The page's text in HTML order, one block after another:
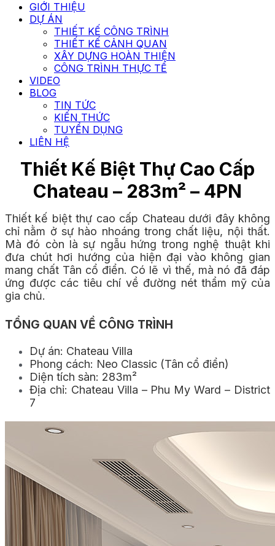
GIỚI THIỆU
DỰ ÁN
THIẾT KẾ CÔNG TRÌNH
THIẾT KẾ CẢNH QUAN
XÂY DỰNG HOÀN THIỆN
CÔNG TRÌNH THỰC TẾ
VIDEO
BLOG
TIN TỨC
KIẾN THỨC
TUYỂN DỤNG
LIÊN HỆ
Thiết Kế Biệt Thự Cao Cấp
Chateau – 283m² – 4PN
Thiết kế biệt thự cao cấp Chateau dưới đây không
chỉ nằm ở sự hào nhoáng trong chất liệu, nội thất.
Mà đó còn là sự ngẫu hứng trong nghệ thuật khi
đưa chút hơi hướng của hiện đại vào không gian
mang chất Tân cổ điển. Có lẽ vì thế, mà nó đã đáp
ứng được các tiêu chí về đường nét thẩm mỹ của
gia chủ.
TỔNG QUAN VỀ CÔNG TRÌNH
Dự án: Chateau Villa
Phong cách: Neo Classic (Tân cổ điển)
Diện tích sàn: 283m²
Địa chỉ: Chateau Villa – Phu My Ward – District
7